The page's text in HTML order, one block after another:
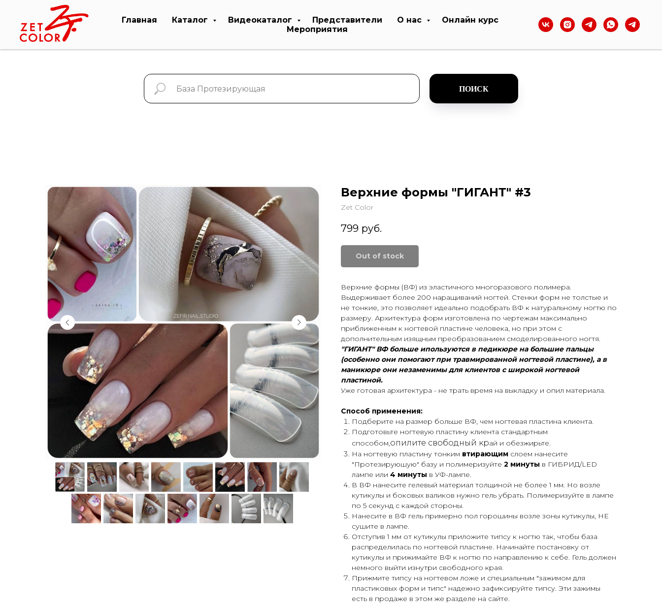
Главная Каталог Видеокаталог Представители О нас
Онлайн курс
Мероприятия
ПОИСК
Верхние формы "ГИГАНТ" #3
Zet Color
799 руб.
Out of stock
Верхние формы (ВФ) из эластичного многоразового полимера.
Выдерживает более 200 наращиваний ногтей. Стенки форм не толстые и
не тонкие, это позволяет идеально подобрать ВФ к натуральному ногтю по
размеру. Архитектура форм изготовлена по чертежам максимально
приближенным к ногтевой пластине человека, но при этом с
дополнительным изящным преобразованием смоделированного ногтя.
"ГИГАНТ" ВФ больше ипользуются в педикюре на большие пальцы
(особенно они помогают при травмированной ногтевой пластине), а в
маникюре они незаменимы для клиентов с широкой ногтевой
пластиной.
Уже готовая архитектура - не трать время на выкладку и опил материала.
Способ применения:
Подберите на размер больше ВФ, чем ногтевая пластина клиента.
Подготовьте ногтевую пластину клиента стандартным
способом,опилите свободный край и обезжирьте.
На ногтевую пластину тонким втирающим слоем нанесите
"Протезируюшую" базу и полимеризуйте 2 минуты в ГИБРИД/LED
лампе или 4 минуты в УФ-лампе.
В ВФ нанесите гелевый материал толщиной не более 1 мм. Но возле
кутикулы и боковых валиков нужно гель убрать. Полимеризуйте в лампе
по 5 секунд с каждой стороны.
Нанесите в ВФ гель примерно пол горошины возле зоны кутикулы, НЕ
сушите в лампе.
Отступив 1 мм от кутикулы приложите типсу к ногтю так, чтобы база
распределилась по ногтевой пластине. Начинайте постановку от
кутикулы и прижимайте ВФ к ногтю по направлению к себе. Гель должен
немного выйти изнутри свободного края.
Прижмите типсу на ногтевом ложе и специальным "зажимом для
пластиковых форм и типс" надежно зафиксируйте типсу. Эти зажимы
есть в продаже в этом же разделе на сайте.